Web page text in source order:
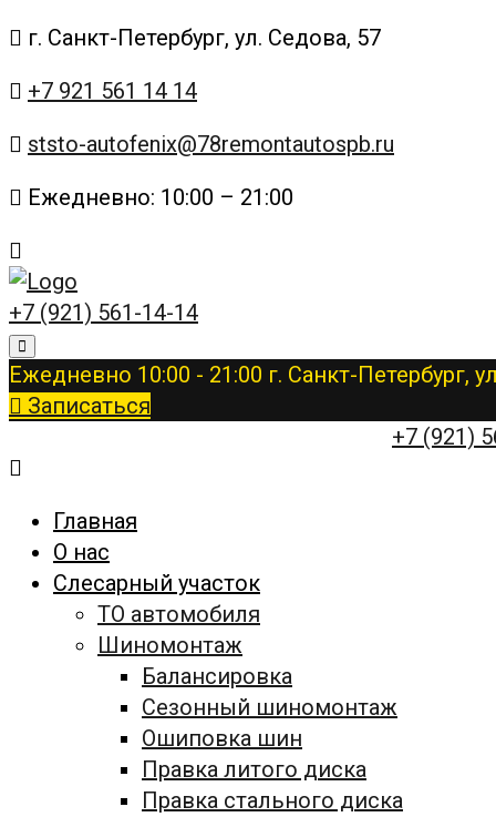
г. Санкт-Петербург, ул. Седова, 57
+7 921 561 14 14
ststo-autofenix@78remontautospb.ru
Ежедневно: 10:00 – 21:00
+7 (921) 561-14-14
Ежедневно 10:00 - 21:00 г. Санкт-Петербург,
Записаться
+7 (921)
Главная
О нас
Слесарный участок
ТО автомобиля
Шиномонтаж
Балансировка
Сезонный шиномонтаж
Ошиповка шин
Правка литого диска
Правка стального диска